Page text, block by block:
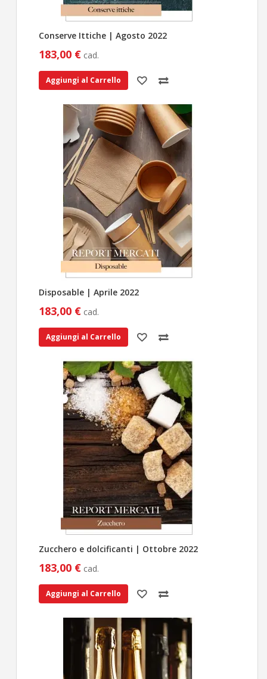
Conserve Ittiche | Agosto 2022
183,00 € cad.
Aggiungi al Carrello
Disposable | Aprile 2022
183,00 € cad.
Aggiungi al Carrello
Zucchero e dolcificanti | Ottobre 2022
183,00 € cad.
Aggiungi al Carrello